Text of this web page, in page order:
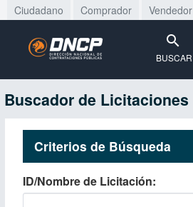
Ciudadano Comprador Vendedor
BUSCAR
Buscador de Licitaciones
Criterios de Búsqueda
ID/Nombre de Licitación